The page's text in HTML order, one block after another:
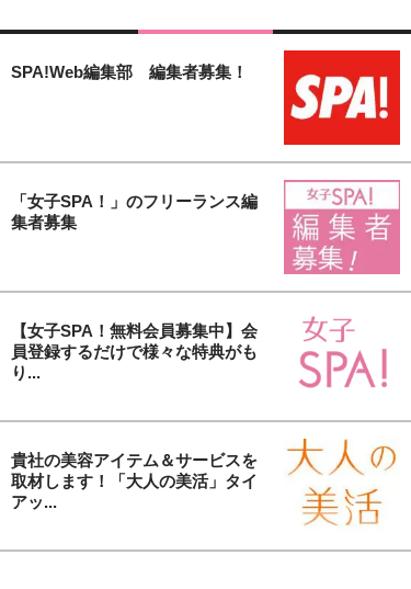
SPA!Web編集部 編集者募集！
「女子SPA！」のフリーランス編
集者募集
【女子SPA！無料会員募集中】会
員登録するだけで様々な特典がも
り...
貴社の美容アイテム＆サービスを
取材します！「大人の美活」タイ
アッ...